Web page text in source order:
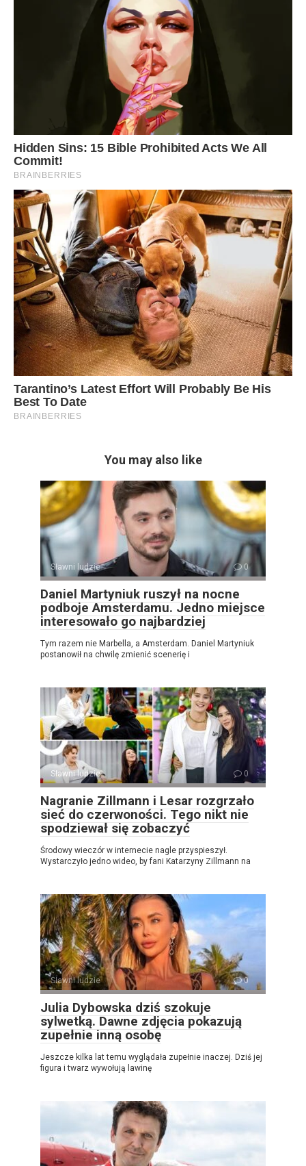
You may also like
Sławni ludzie 0
Daniel Martyniuk ruszył na nocne
podboje Amsterdamu. Jedno miejsce
interesowało go najbardziej
Tym razem nie Marbella, a Amsterdam. Daniel Martyniuk
postanowił na chwilę zmienić scenerię i
Sławni ludzie 0
Nagranie Zillmann i Lesar rozgrzało
sieć do czerwoności. Tego nikt nie
spodziewał się zobaczyć
Środowy wieczór w internecie nagle przyspieszył.
Wystarczyło jedno wideo, by fani Katarzyny Zillmann na
Sławni ludzie 0
Julia Dybowska dziś szokuje
sylwetką. Dawne zdjęcia pokazują
zupełnie inną osobę
Jeszcze kilka lat temu wyglądała zupełnie inaczej. Dziś jej
figura i twarz wywołują lawinę